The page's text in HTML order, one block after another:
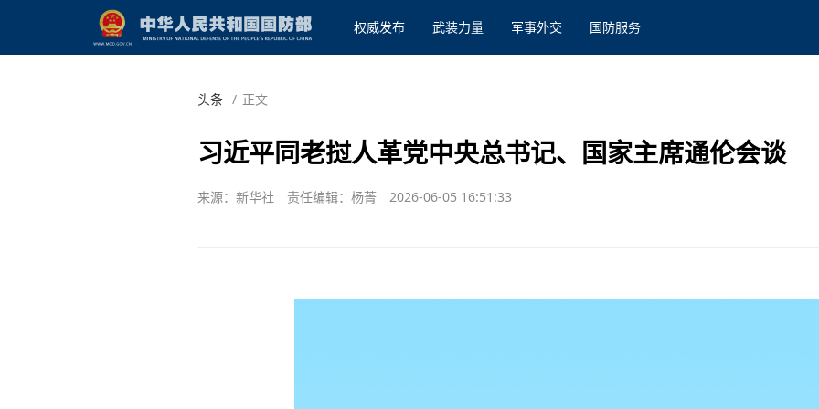
权威发布 武装力量 军事外交 国防服务
头条 / 正文
习近平同老挝人革党中央总书记、国家主席通伦会谈
来源：新华社 责任编辑：杨菁 2026-06-05 16:51:33